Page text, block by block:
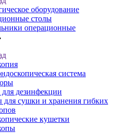
оборудование
столы
операционные
система
дезинфекции
сушки и хранения гибких
кушетки